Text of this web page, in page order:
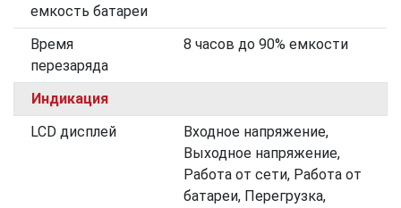
емкость батареи
Время
перезаряда
8 часов до 90% емкости
Индикация
LCD дисплей
Входное напряжение,
Выходное напряжение,
Работа от сети, Работа от
батареи, Перегрузка,